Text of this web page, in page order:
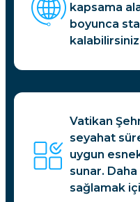
kapsama
boyunca
Vatikan
seyahat
uygun
sunar.
sağlamak